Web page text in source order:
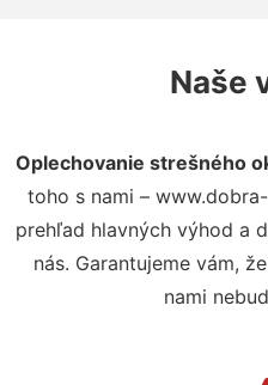
Naše
Oplechovanie strešného
toho s nami –
prehľad hlavných výhod a
nás. Garantujeme vám,
nami